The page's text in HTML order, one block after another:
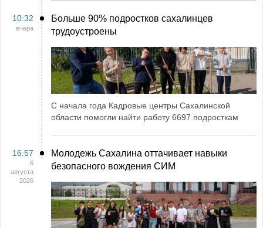
10:32
вчера
Больше 90% подростков сахалинцев
трудоустроены
С начала года Кадровые центры Сахалинской
области помогли найти работу 6697 подросткам
16:57
6
августа
2026
Молодежь Сахалина оттачивает навыки
безопасного вождения СИМ